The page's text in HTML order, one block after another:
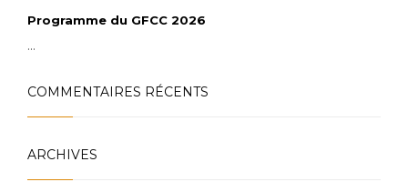
Programme du GFCC 2026
...
COMMENTAIRES RÉCENTS
ARCHIVES